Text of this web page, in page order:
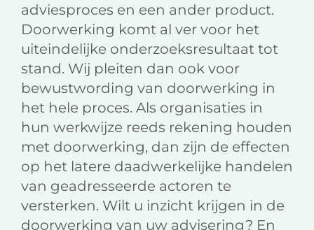
adviesproces en een ander product.
Doorwerking komt al ver voor het
uiteindelijke onderzoeksresultaat tot
stand. Wij pleiten dan ook voor
bewustwording van doorwerking in
het hele proces. Als organisaties in
hun werkwijze reeds rekening houden
met doorwerking, dan zijn de effecten
op het latere daadwerkelijke handelen
van geadresseerde actoren te
versterken. Wilt u inzicht krijgen in de
doorwerking van uw advisering? En